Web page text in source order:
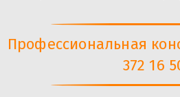
Профессиональная
372 16